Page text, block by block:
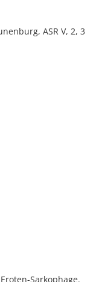
ASR V, 2, 3
Sarkophage.